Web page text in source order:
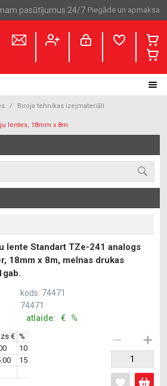
pasūtījumus 24/7 Piegāde un apmaksa
Biroja tehnikas izejmateriāli
lentes, 18mm x 8m
lente Standart TZe-241 analogs
18mm x 8m, melnas drukas
kods: 74471
74471
atlaide: € %
€ %
10
15